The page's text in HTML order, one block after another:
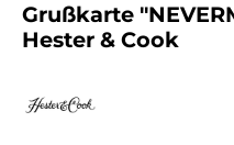
Grußkarte
Hester & Cook